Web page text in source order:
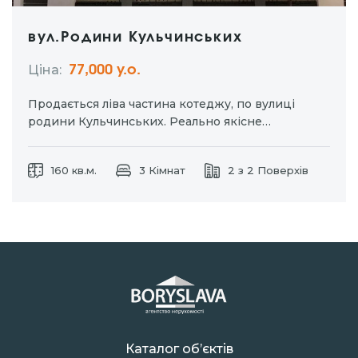
вул.Родини Кульчинських
Ціна: 77,000 у.о.
Продається ліва частина котеджу, по вулиці
родини Кульчинських. Реально якісне
міські комунікації, заведені в будинок.
160 кв.м. 3 Кімнат 2 з 2 Поверхів
Каталог об’єктів